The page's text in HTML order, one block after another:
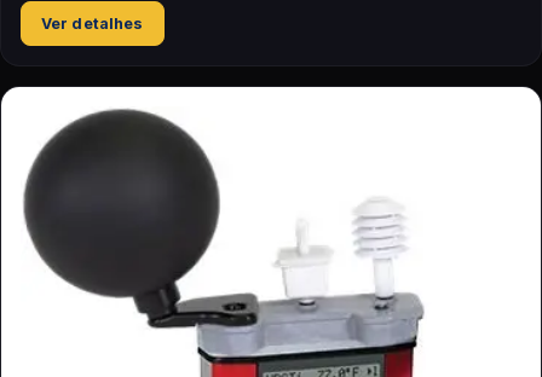
Ver detalhes